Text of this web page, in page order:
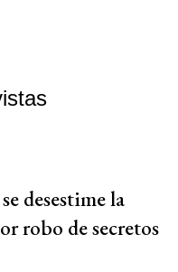
desestime la
robo de secretos